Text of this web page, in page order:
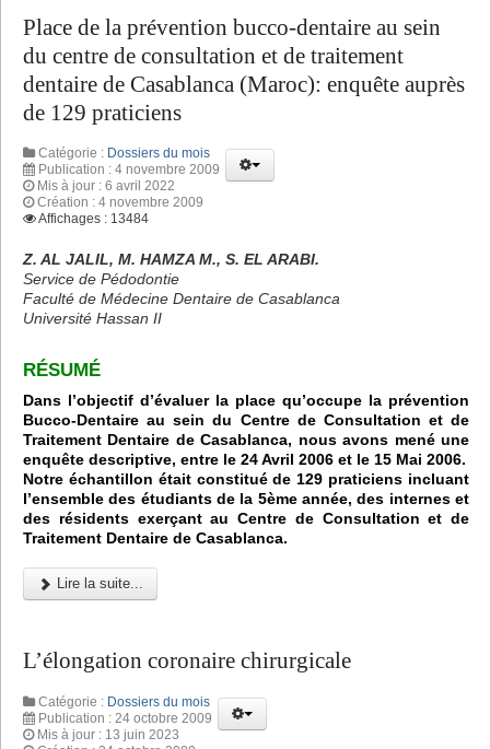
Place de la prévention bucco-dentaire au sein
du centre de consultation et de traitement
dentaire de Casablanca (Maroc): enquête auprès
de 129 praticiens
Catégorie : Dossiers du mois
Publication : 4 novembre 2009
Mis à jour : 6 avril 2022
Création : 4 novembre 2009
Affichages : 13484
Z. AL JALIL, M. HAMZA M., S. EL ARABI.
Service de Pédodontie
Faculté de Médecine Dentaire de Casablanca
Université Hassan II
RÉSUMÉ
Dans l’objectif d’évaluer la place qu’occupe la prévention
Bucco-Dentaire au sein du Centre de Consultation et de
Traitement Dentaire de Casablanca, nous avons mené une
enquête descriptive, entre le 24 Avril 2006 et le 15 Mai 2006.
Notre échantillon était constitué de 129 praticiens incluant
l’ensemble des étudiants de la 5ème année, des internes et
des résidents exerçant au Centre de Consultation et de
Traitement Dentaire de Casablanca.
Lire la suite...
L’élongation coronaire chirurgicale
Catégorie : Dossiers du mois
Publication : 24 octobre 2009
Mis à jour : 13 juin 2023